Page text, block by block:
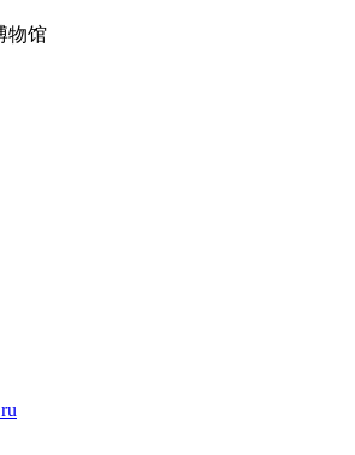
物馆